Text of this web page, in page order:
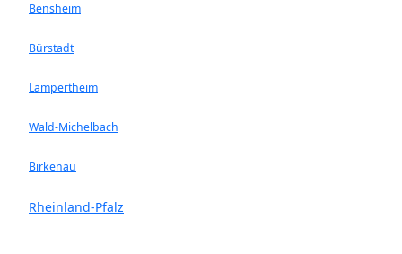
Bensheim
Bürstadt
Lampertheim
Wald-Michelbach
Birkenau
Rheinland-Pfalz